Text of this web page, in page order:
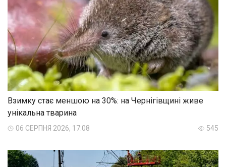
Взимку стає меншою на 30%: на Чернігівщині живе
унікальна тварина
06 СЕРПНЯ 2026, 17:08 545